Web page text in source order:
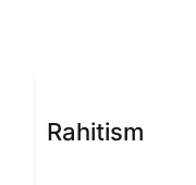
Rahitism